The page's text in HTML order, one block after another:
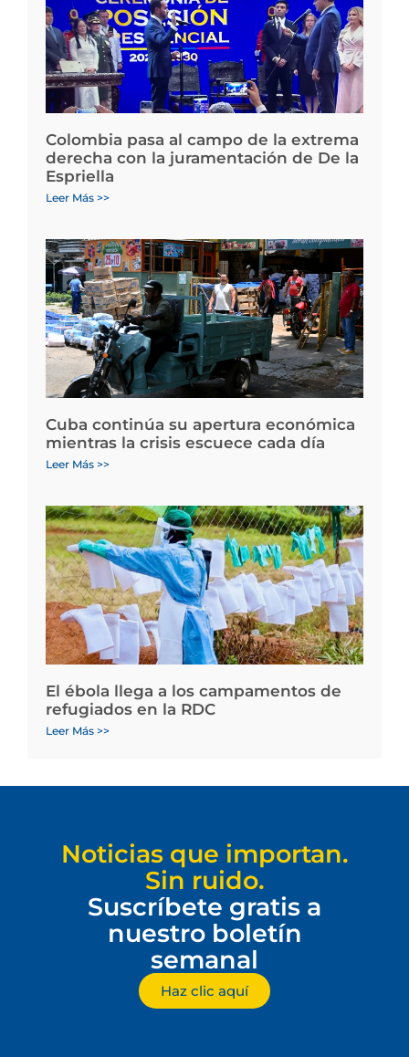
Colombia pasa al campo de la extrema
derecha con la juramentación de De la
Espriella
Leer Más >>
Cuba continúa su apertura económica
mientras la crisis escuece cada día
Leer Más >>
El ébola llega a los campamentos de
refugiados en la RDC
Leer Más >>
Noticias que importan.
Sin ruido.
Suscríbete gratis a
nuestro boletín
semanal
Haz clic aquí